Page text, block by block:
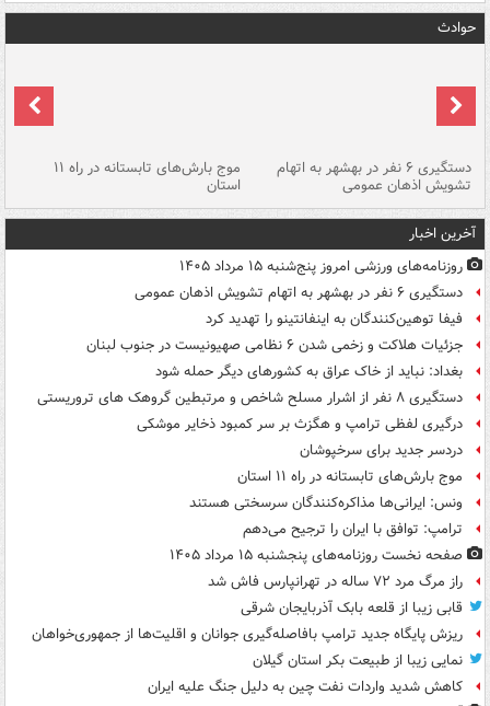
حوادث
دستگیری ۶ نفر در بهشهر به اتهام
تشویش اذهان عمومی
موج بارش‌های تابستانه در راه ۱۱
استان
آخرین اخبار
روزنامه‌های ورزشی امروز پنج‌شنبه ۱۵ مرداد ۱۴۰۵
دستگیری ۶ نفر در بهشهر به اتهام تشویش اذهان عمومی
فیفا توهین‌کنندگان به اینفانتینو را تهدید کرد
جزئیات هلاکت و زخمی شدن ۶ نظامی صهیونیست در جنوب لبنان
بغداد: نباید از خاک عراق به کشورهای دیگر حمله شود
دستگیری ۸ نفر از اشرار مسلح شاخص و مرتبطین گروهک های تروریستی
درگیری لفظی ترامپ و هگزث بر سر کمبود ذخایر موشکی
دردسر جدید برای سرخپوشان
موج بارش‌های تابستانه در راه ۱۱ استان
ونس: ایرانی‌ها مذاکره‌کنندگان سرسختی هستند
ترامپ: توافق با ایران را ترجیح می‌دهم
صفحه نخست روزنامه‌های پنجشنبه ۱۵ مرداد ۱۴۰۵
راز مرگ مرد ۷۲ ساله در تهرانپارس فاش شد
قابی زیبا از قلعه بابک آذربایجان شرقی
ریزش پایگاه جدید ترامپ بافاصله‌گیری جوانان و اقلیت‌ها از جمهوری‌خواهان
نمایی زیبا از طبیعت بکر استان گیلان
کاهش شدید واردات نفت چین به دلیل جنگ علیه ایران